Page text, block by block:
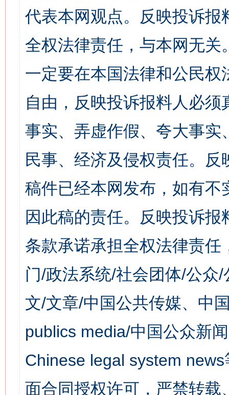
代表本网观点。反映投诉
全权法律责任，与本网无
一定要在本国法律和公民
自由，反映投诉报料人必
事实、弄虚作假、夸大事
民事、经济及侵权责任。
稿件已经本网发布，如有
因此稿的责任。反映投诉
条款承诺承担全权法律责
门/政法系统/社会团体/公众
文/文章/中国公共传媒、中
publics media/中国公众新
Chinese legal system
面合同授权许可，严禁转